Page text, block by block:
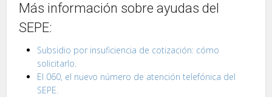
Más información sobre ayudas del
SEPE:
Subsidio por insuficiencia de cotización: cómo
solicitarlo.
El 060, el nuevo número de atención telefónica del
SEPE.